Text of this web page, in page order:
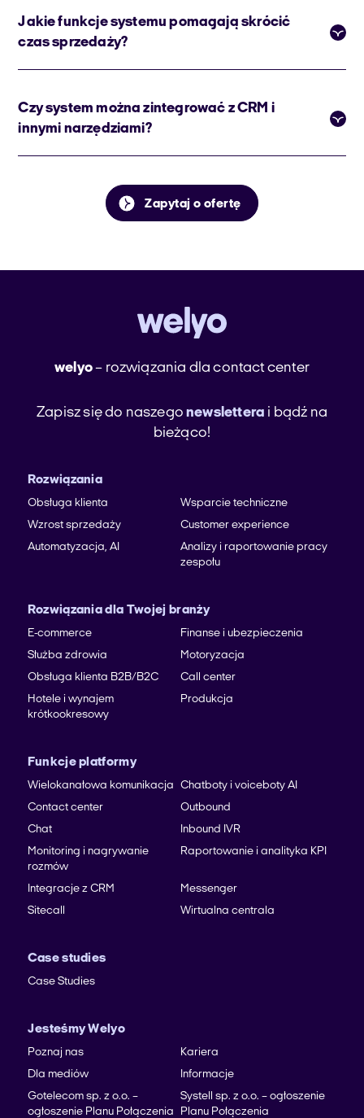
Jakie funkcje systemu pomagają skrócić
czas sprzedaży?
Czy system można zintegrować z CRM i
innymi narzędziami?
Zapytaj o ofertę
welyo– rozwiązania dla contact center
Zapisz się do naszegonewslettera i bądź na
bieżąco!
Rozwiązania
Obsługa klienta
Wsparcie techniczne
Wzrost sprzedaży
Customer experience
Automatyzacja, AI
Analizy i raportowanie pracy
zespołu
Rozwiązania dla Twojej branży
E-commerce
Finanse i ubezpieczenia
Służba zdrowia
Motoryzacja
Obsługa klienta B2B/B2C
Call center
Hotele i wynajem
krótkookresowy
Produkcja
Funkcje platformy
Wielokanałowa komunikacja Chatboty i voiceboty AI
Contact center
Outbound
Chat
Inbound IVR
Monitoring i nagrywanie
rozmów
Raportowanie i analityka KPI
Integracje z CRM
Messenger
Sitecall
Wirtualna centrala
Case studies
Case Studies
Jesteśmy Welyo
Poznaj nas
Kariera
Dla mediów
Informacje
Gotelecom sp. z o.o. –
ogłoszenie Planu Połączenia
Systell sp. z o.o. – ogłoszenie
Planu Połączenia